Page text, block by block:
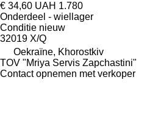
€ 34,60 UAH 1.780
Onderdeel - wiellager
Conditie nieuw
32019 X/Q
Oekraïne, Khorostkiv
TOV "Mriya Servis Zapchastini"
Contact opnemen met verkoper